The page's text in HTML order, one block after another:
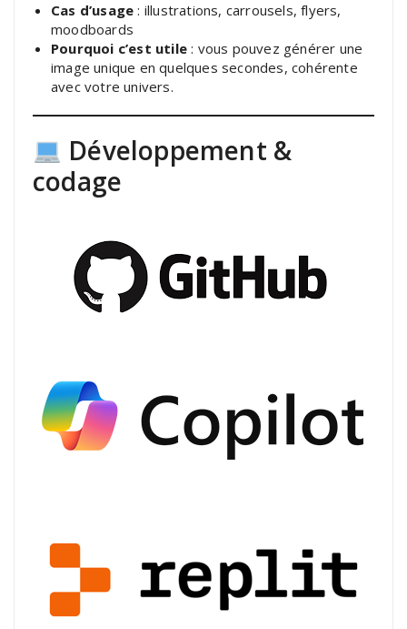
Cas d’usage : illustrations, carrousels, flyers,
moodboards
Pourquoi c’est utile : vous pouvez générer une
image unique en quelques secondes, cohérente
avec votre univers.
Développement &
codage